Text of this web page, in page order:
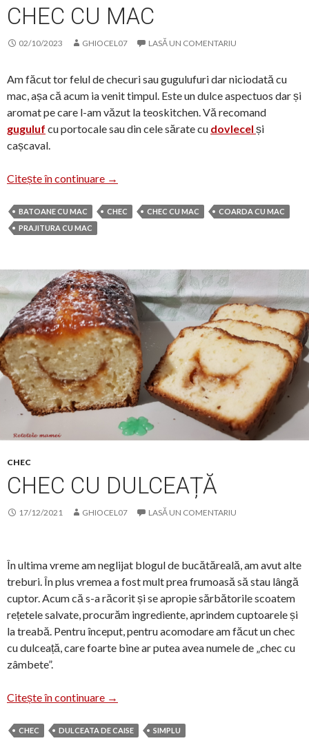
CHEC CU MAC
02/10/2023 GHIOCEL07 LASĂ UN COMENTARIU
Am făcut tor felul de checuri sau gugulufuri dar niciodată cu
mac, așa că acum ia venit timpul. Este un dulce aspectuos dar și
aromat pe care l-am văzut la teoskitchen. Vă recomand
guguluf cu portocale sau din cele sărate cu dovlecel și
cașcaval.
Citește în continuare Chec cu mac
→
BATOANE CU MAC CHEC CHEC CU MAC
COARDA CU MAC
PRAJITURA CU MAC
CHEC
CHEC CU DULCEAȚĂ
17/12/2021 GHIOCEL07 LASĂ UN COMENTARIU
În ultima vreme am neglijat blogul de bucătăreală, am avut alte
treburi. În plus vremea a fost mult prea frumoasă să stau lângă
cuptor. Acum că s-a răcorit și se apropie sărbătorile scoatem
rețetele salvate, procurăm ingrediente, aprindem cuptoarele și
la treabă. Pentru început, pentru acomodare am făcut un chec
cu dulceață, care foarte bine ar putea avea numele de „chec cu
zâmbete”.
Citește în continuare Chec cu dulceață
→
CHEC DULCEATA DE CAISE SIMPLU